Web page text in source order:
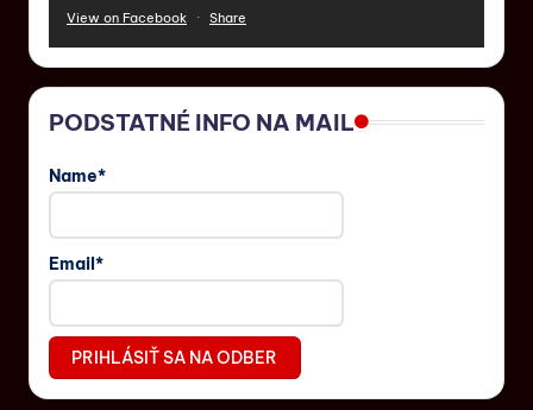
View on Facebook · Share
PODSTATNÉ INFO NA MAIL
Name*
Email*